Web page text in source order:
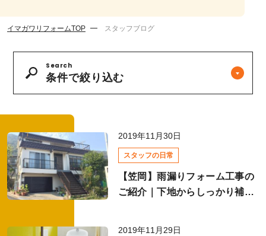
イマガワリフォームTOP スタッフブログ
Search
条件で絞り込む
全て
2019年11月30日
スタッフの日常
【笠岡】雨漏りフォーム工事の
ご紹介｜下地からしっかり補
2019年11月29日